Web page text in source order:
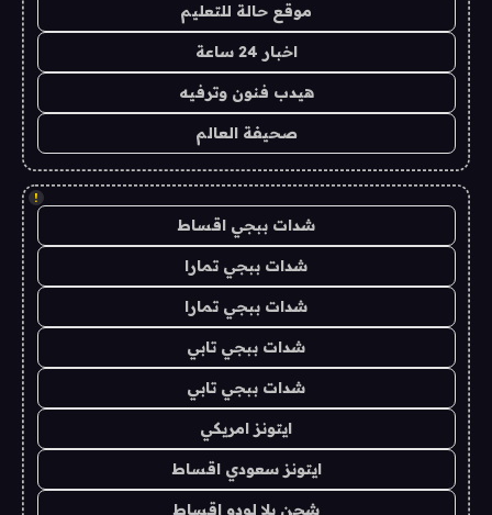
موقع حالة للتعليم
اخبار 24 ساعة
هيدب فنون وترفيه
صحيفة العالم
!
شدات ببجي اقساط
شدات ببجي تمارا
شدات ببجي تمارا
شدات ببجي تابي
شدات ببجي تابي
ايتونز امريكي
ايتونز سعودي اقساط
شحن يلا لودو اقساط